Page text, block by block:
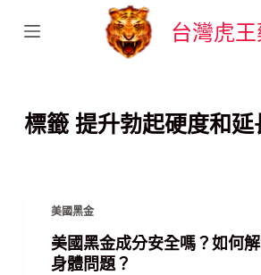
跳
內
台灣虎
標籤提升勃起硬度和延
美國黑金
美國黑金成分安全嗎？如何
身體問題？